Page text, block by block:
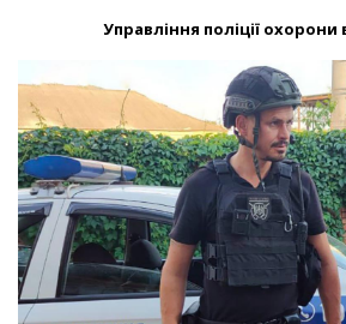
Управління поліції охорони